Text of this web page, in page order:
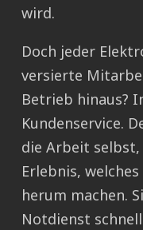
wird.
Doch jeder
versierte
Betrieb hinaus?
Kundenservice.
die Arbeit selbst,
Erlebnis,
herum machen.
Notdienst